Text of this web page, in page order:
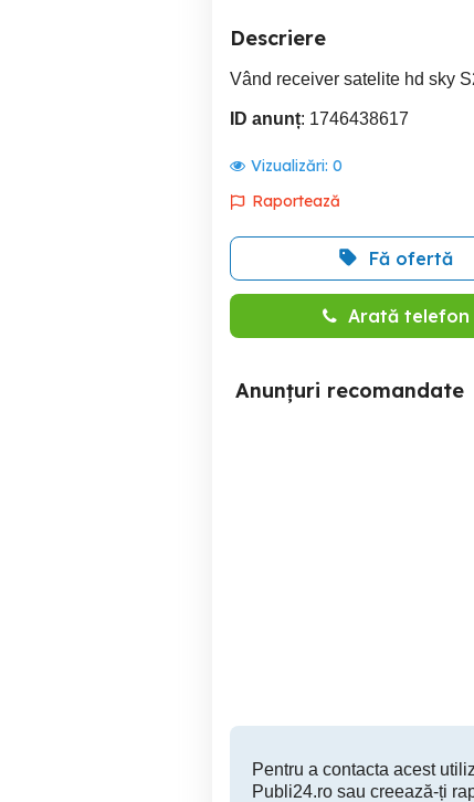
Descriere
Vând receiver satelite hd sky
ID anunț: 1746438617
Vizualizări: 0
Raportează
Fă ofertă
Arată telefon
Anunțuri recomandate
Pentru a contacta acest
Publi24.ro sau creează-ți